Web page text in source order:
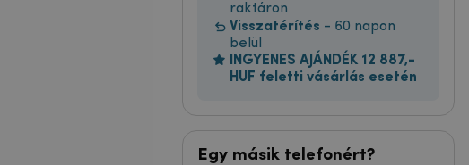
raktáron
Visszatérítés - 60 napon
belül
INGYENES AJÁNDÉK 12 887,-
HUF feletti vásárlás esetén
Egy másik telefonért?